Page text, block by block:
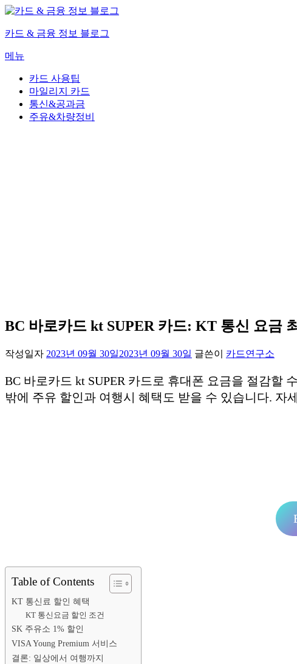
내
으
바
카드 & 금융 정보 블로그
메뉴
카드 사용팁
마일리지 카드
통신&공과금
주유&차량정비
BC 바로카드 kt SUPER 카드: KT 통신 요금
작성일자 2023년 09월 30일2023년 09월 30일 글쓴이 카드연구소
BC 바로카드 kt SUPER 카드로 휴대폰 요금을 절감할
밖에 주유 할인과 여행시 혜택도 받을 수 있습니다. 자
Table of Contents
KT 통신료 할인 혜택
KT 통신요금 할인 조건
SK 주유소 1% 할인
VISA Young Premium 서비스
결론: 일상에서 여행까지